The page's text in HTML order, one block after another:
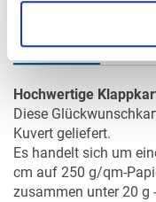
DETAILS
Hochwertige
Diese
Kuvert geliefert.
Es handelt sich um
cm auf 250 g/qm-
zusammen unter 20 g